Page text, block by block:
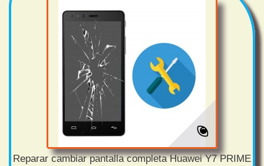
Reparar cambiar pantalla completa Huawei Y7 PRIME